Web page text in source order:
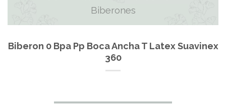
Biberones
Biberon 0 Bpa Pp Boca Ancha T Latex Suavinex
360